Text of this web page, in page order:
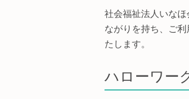
社会福祉法人いな
ながりを持ち、ご
たします。
ハローワー